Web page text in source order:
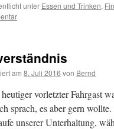
unter Essen und Trinken,
am 8. Juli 2016 von Bernd
vorletzter Fahrgast
sprach, es aber gern
unserer Unterhaltung,